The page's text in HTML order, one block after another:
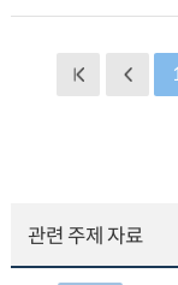
관련 주제 자료